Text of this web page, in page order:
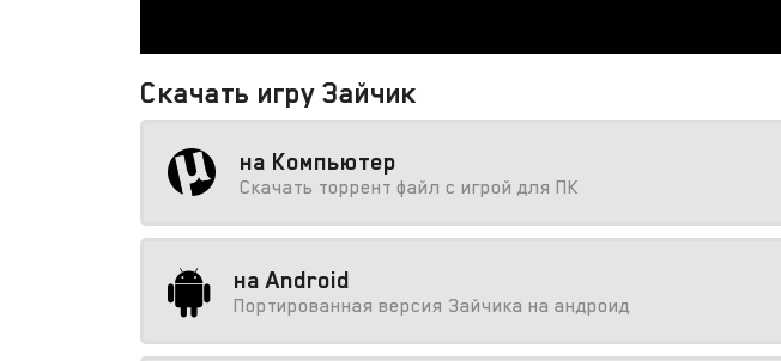
Скачать игру Зайчик
на Компьютер
Скачать торрент файл с игрой для ПК
на Android
Портированная версия Зайчика на андроид